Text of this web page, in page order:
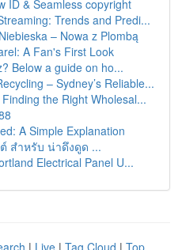
ID & Seamless copyright
Trends and Predi...
– Nowa z Plombą
A Fan's First Look
Below a guide on ho...
– Sydney’s Reliable...
the Right Wholesal...
A Simple Explanation
สำหรับ น่าดึงดูด ...
Electrical Panel U...
| Live | Tag Cloud | Top